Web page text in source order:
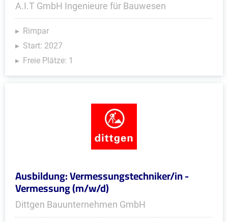
A.I.T GmbH Ingenieure für Bauwesen
Rimpar
Start: 2027
Freie Plätze: 1
Ausbildung: Vermessungstechniker/in -
Vermessung (m/w/d)
Dittgen Bauunternehmen GmbH